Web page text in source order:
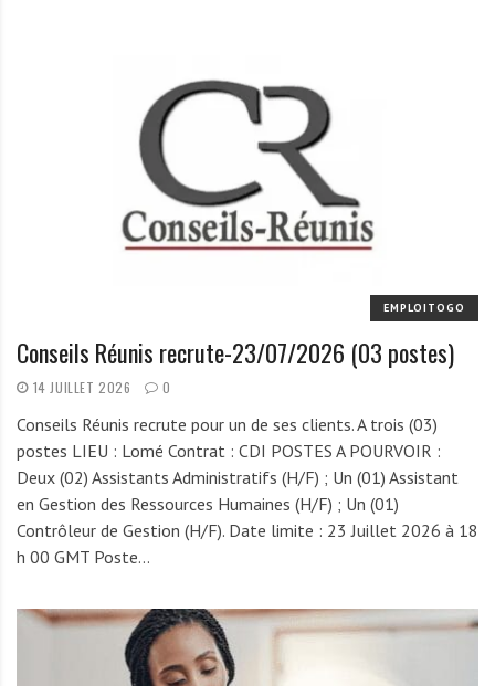
EMPLOITOGO
Conseils Réunis recrute-23/07/2026 (03 postes)
14 JUILLET 2026 0
Conseils Réunis recrute pour un de ses clients. A trois (03)
postes LIEU : Lomé Contrat : CDI POSTES A POURVOIR :
Deux (02) Assistants Administratifs (H/F) ; Un (01) Assistant
en Gestion des Ressources Humaines (H/F) ; Un (01)
Contrôleur de Gestion (H/F). Date limite : 23 Juillet 2026 à 18
h 00 GMT Poste…